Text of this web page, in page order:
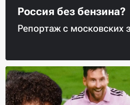
Россия без бензина?
Репортаж с московских